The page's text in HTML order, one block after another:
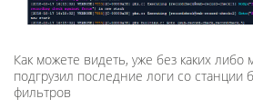
Как можете видеть, уже без каких либо
подгрузил последние логи со станции
фильтров